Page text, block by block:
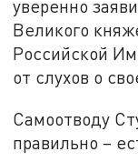
уверенно
Великого
Российской
от слухов о
Самоотводу
правильно –